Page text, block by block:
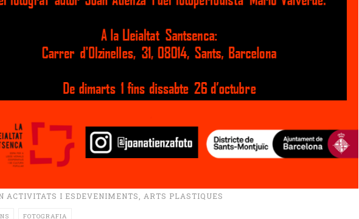
ACTIVITATS I ESDEVENIMENTS ARTS PLASTIQUES
FOTOGRAFIA